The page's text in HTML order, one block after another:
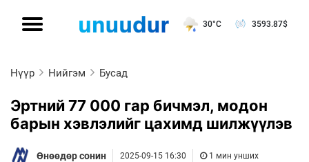
30°C 3593.87$
Нүүр Нийгэм Бусад
Эртний 77 000 гар бичмэл, модон
барын хэвлэлийг цахимд шилжүүлэв
Өнөөдөр сонин 2025-09-15 16:30 1 мин унших